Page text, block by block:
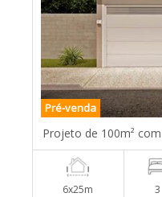
Pré-venda
Projeto de 100m²
6x25m 3